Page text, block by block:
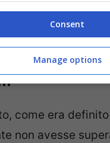
della
come era
non avesse
Consent
Manage options